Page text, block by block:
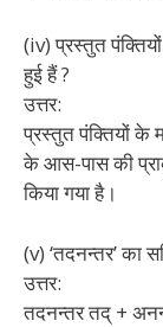
(iv) प्रस्तुत
हुई हैं ?
उत्तर:
प्रस्तुत पंक्तियों के
के आस-पास की
किया गया है।
(v) ‘तदनन्तर’ का
उत्तर:
तदनन्तर तद् +